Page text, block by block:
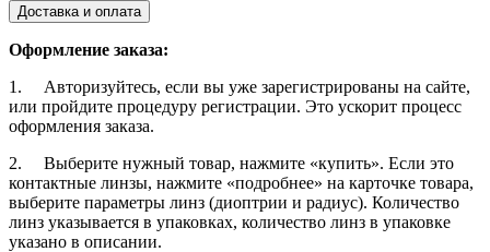
Доставка и оплата
Оформление заказа:
1. Авторизуйтесь, если вы уже зарегистрированы на сайте,
или пройдите процедуру регистрации. Это ускорит процесс
оформления заказа.
2. Выберите нужный товар, нажмите «купить». Если это
контактные линзы, нажмите «подробнее» на карточке товара,
выберите параметры линз (диоптрии и радиус). Количество
линз указывается в упаковках, количество линз в упаковке
указано в описании.